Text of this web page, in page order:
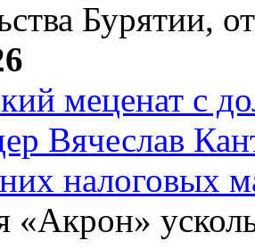
Бурятии,
меценат с
Вячеслав
налоговых
«Акрон»